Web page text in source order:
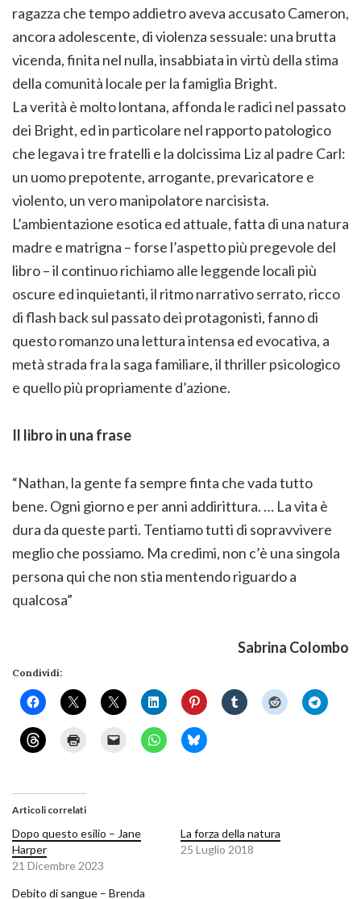
ragazza che tempo addietro aveva accusato Cameron,
ancora adolescente, di violenza sessuale: una brutta
vicenda, finita nel nulla, insabbiata in virtù della stima
della comunità locale per la famiglia Bright.
La verità è molto lontana, affonda le radici nel passato
dei Bright, ed in particolare nel rapporto patologico
che legava i tre fratelli e la dolcissima Liz al padre Carl:
un uomo prepotente, arrogante, prevaricatore e
violento, un vero manipolatore narcisista.
L’ambientazione esotica ed attuale, fatta di una natura
madre e matrigna – forse l’aspetto più pregevole del
libro – il continuo richiamo alle leggende locali più
oscure ed inquietanti, il ritmo narrativo serrato, ricco
di flash back sul passato dei protagonisti, fanno di
questo romanzo una lettura intensa ed evocativa, a
metà strada fra la saga familiare, il thriller psicologico
e quello più propriamente d’azione.
Il libro in una frase
“Nathan, la gente fa sempre finta che vada tutto
bene. Ogni giorno e per anni addirittura. … La vita è
dura da queste parti. Tentiamo tutti di sopravvivere
meglio che possiamo. Ma credimi, non c’è una singola
persona qui che non stia mentendo riguardo a
qualcosa”
Sabrina Colombo
Condividi:
Articoli correlati
Dopo questo esilio – Jane
Harper
21 Dicembre 2023
La forza della natura
25 Luglio 2018
Debito di sangue – Brenda